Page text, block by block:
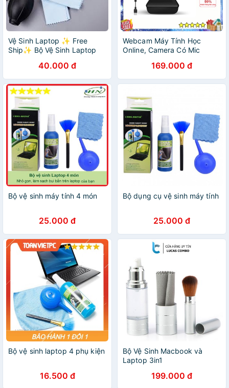
Vệ Sinh Laptop ✨ Free
Ship✨ Bộ Vệ Sinh Laptop
Chính Hãng40.000 đ
Webcam Máy Tính Học
Online, Camera Có Mic
Học Online Bảo Hành 12
tháng
169.000 đ
Bộ vệ sinh máy tính 4 món
25.000 đ
Bộ dụng cụ vệ sinh máy tính
25.000 đ
Bộ vệ sinh laptop 4 phụ kiện
16.500 đ
Bộ Vệ Sinh Macbook và
Laptop 3in1
199.000 đ